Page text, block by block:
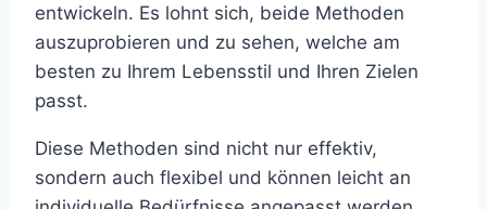
entwickeln. Es lohnt sich, beide Methoden
auszuprobieren und zu sehen, welche am
besten zu Ihrem Lebensstil und Ihren Zielen
passt.
Diese Methoden sind nicht nur effektiv,
sondern auch flexibel und können leicht an